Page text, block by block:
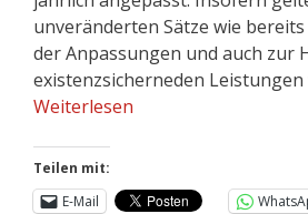
unveränderten Sätze wie
der Anpassungen und auch zur
existenzsicherneden
Weiterlesen
Teilen mit:
E-Mail